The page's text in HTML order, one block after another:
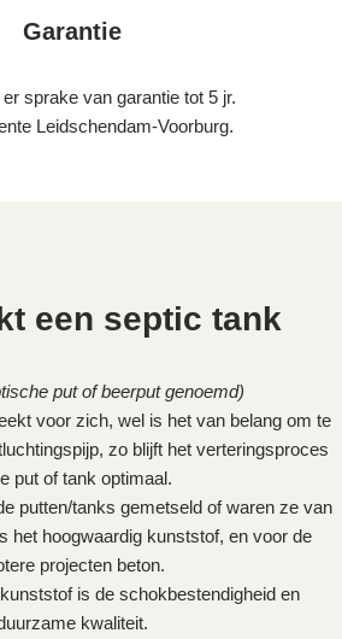
Garantie
sprake van garantie tot 5 jr.
Leidschendam-Voorburg.
een septic tank
put of beerput genoemd)
voor zich, wel is het van belang om te
zo blijft het verteringsproces
put of tank optimaal.
putten/tanks gemetseld of waren ze van
het hoogwaardig kunststof, en voor de
projecten beton.
is de schokbestendigheid en
kwaliteit.